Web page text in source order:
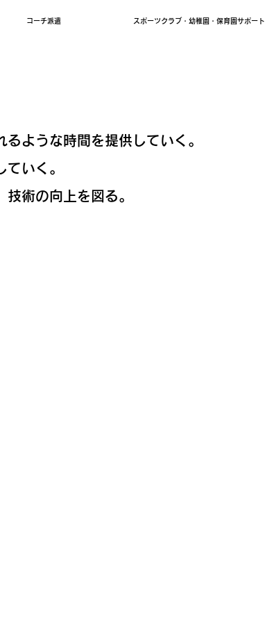
コーチ派遣 スポーツクラブ・幼稚園・保育園サポート
ような時間を提供していく。
いく。
術の向上を図る。